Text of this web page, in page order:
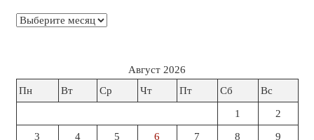
Архивы
Август 2026
Пн
Вт Ср Чт Пт Сб Вс
1 2
3 4 5 6 7 8 9